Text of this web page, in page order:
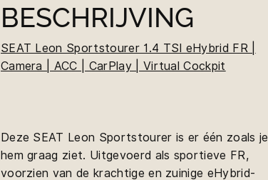
BESCHRIJVING
SEAT Leon Sportstourer 1.4 TSI eHybrid FR |
Camera | ACC | CarPlay | Virtual Cockpit
Deze SEAT Leon Sportstourer is er één zoals je
hem graag ziet. Uitgevoerd als sportieve FR,
voorzien van de krachtige en zuinige eHybrid-